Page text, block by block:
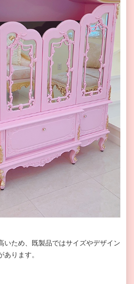
いため、既製品ではサイズやデザイン
ります。